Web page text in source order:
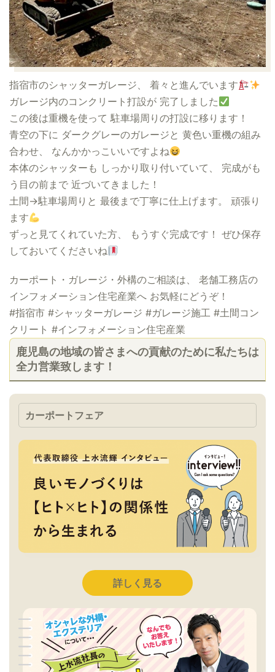
指宿市のシャッターガレージ、 着々と進んでいます
ガレージ内のコンクリート打設が 完了しました
この後は重機を使って 駐車場周りの打設に移ります！
青空の下に ダークグレーのガレージと 黄色い重機の組み
合わせ、 なんかかっこいいですよね
本体のシャッターも しっかり取り付いていて、 完成がも
う目の前まで 近づいてきました！
土間→駐車場周りと 最後まで丁寧に仕上げます。 頑張り
ます
ずっと見てくれていた方、 もうすぐ完成です！ ぜひ保存
しておいてくださいね
カーポート・ガレージ・外構のご相談は、 老舗工務店の
インフォメーション住宅産業へ お気軽にどうぞ！
#指宿市 #シャッターガレージ #ガレージ施工 #土間コン
クリート #インフォメーション住宅産業
鹿児島の地域の皆さまへの貢献のために私たちは
全力営業致します！
カーポートフェア
詳しく見る